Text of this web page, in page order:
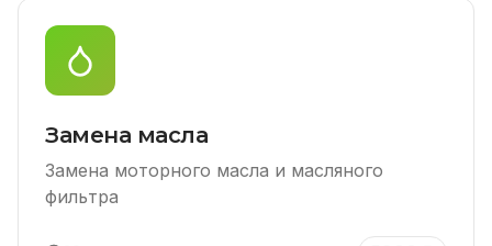
Замена масла
Замена моторного масла и масляного
фильтра